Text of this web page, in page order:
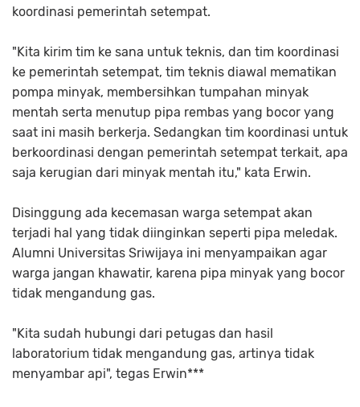
koordinasi pemerintah setempat.
"Kita kirim tim ke sana untuk teknis, dan tim koordinasi
ke pemerintah setempat, tim teknis diawal mematikan
pompa minyak, membersihkan tumpahan minyak
mentah serta menutup pipa rembas yang bocor yang
saat ini masih berkerja. Sedangkan tim koordinasi untuk
berkoordinasi dengan pemerintah setempat terkait, apa
saja kerugian dari minyak mentah itu," kata Erwin.
Disinggung ada kecemasan warga setempat akan
terjadi hal yang tidak diinginkan seperti pipa meledak.
Alumni Universitas Sriwijaya ini menyampaikan agar
warga jangan khawatir, karena pipa minyak yang bocor
tidak mengandung gas.
"Kita sudah hubungi dari petugas dan hasil
laboratorium tidak mengandung gas, artinya tidak
menyambar api", tegas Erwin***